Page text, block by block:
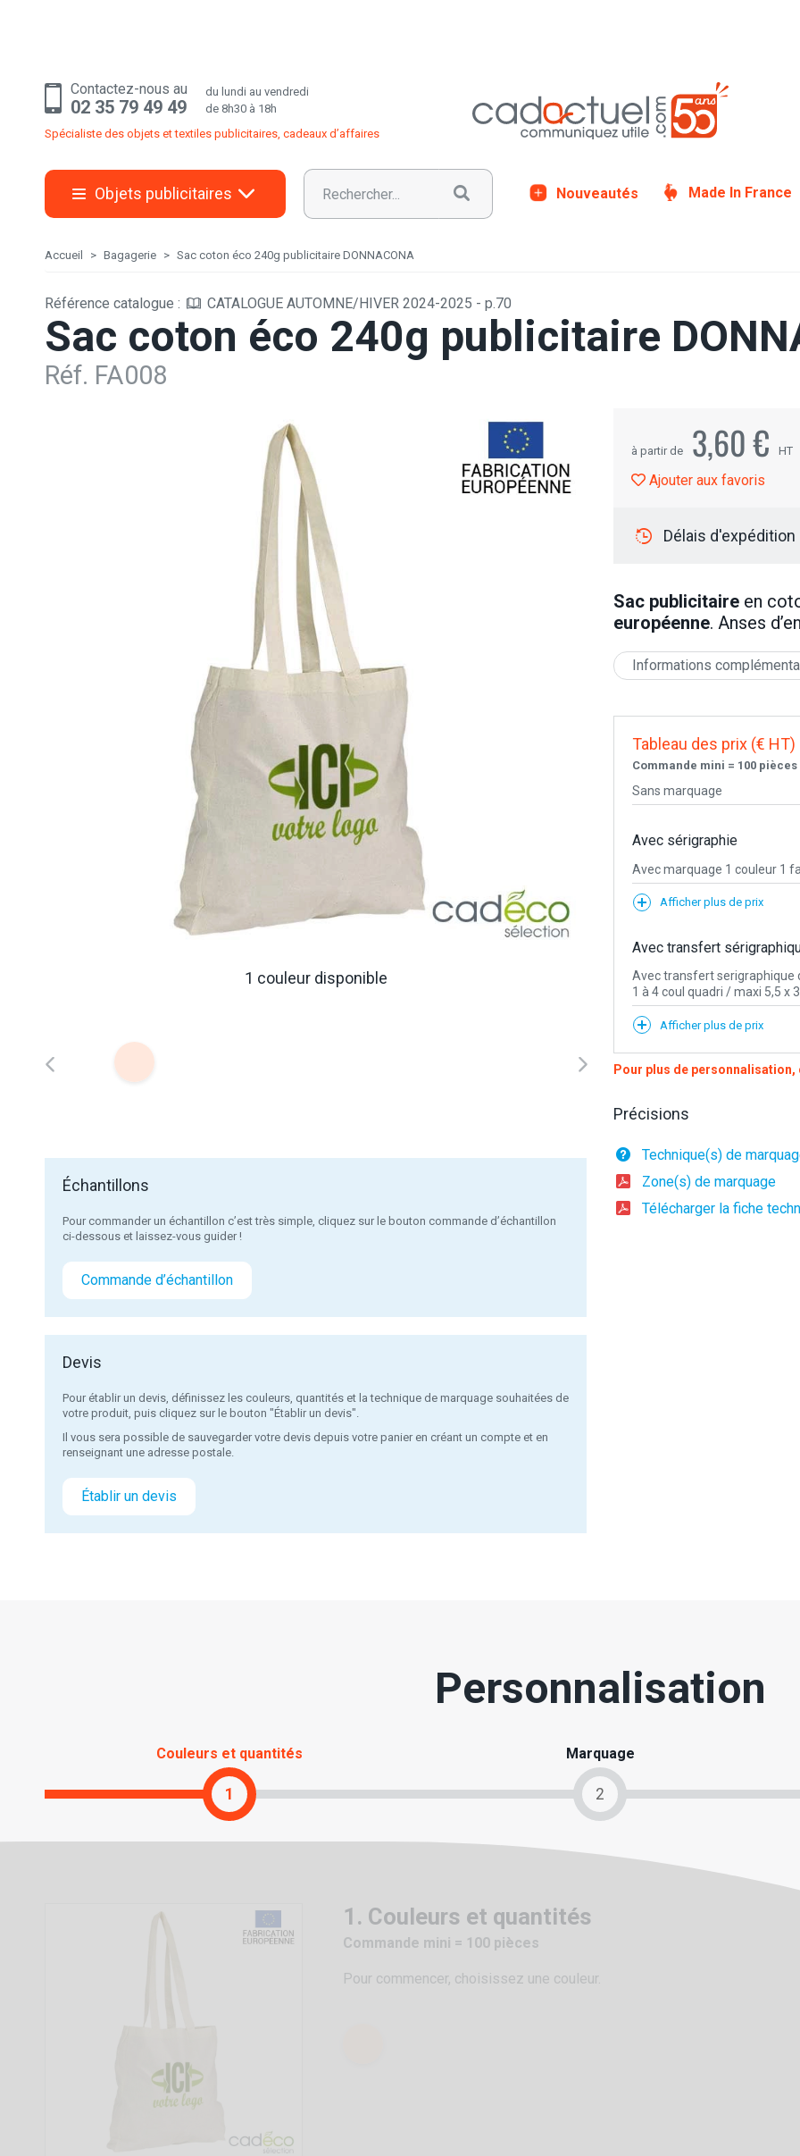
Contactez-nous au
02 35 79 49 49
du lundi au vendredi
de 8h30 à 18h
Spécialiste des objets et textiles publicitaires, cadeaux d’affaires
Objets publicitaires Nouveautés Made In France
Accueil Bagagerie Sac coton éco 240g publicitaire DONNACONA
Référence catalogue : CATALOGUE AUTOMNE/HIVER 2024-2025 - p.70
Sac coton éco 240g publicitaire
Réf. FA008
1 couleur disponible
Échantillons
Pour commander un échantillon c’est très simple, cliquez sur le bouton commande d’échantillon
ci-dessous et laissez-vous guider !
Commande d’échantillon
Devis
Pour établir un devis, définissez les couleurs, quantités et la technique de marquage souhaitées de
votre produit, puis cliquez sur le bouton "Établir un devis".
Il vous sera possible de sauvegarder votre devis depuis votre panier en créant un compte et en
renseignant une adresse postale.
Établir un devis
à partir de 3,60 € HT
Ajouter aux favoris
Délais d'expédition
Sac publicitaire en
européenne. Anses
Informations
Tableau des prix (€ HT)
Commande mini = 100 pièces
Sans marquage
Avec sérigraphie
Avec marquage 1 couleur 1
Afficher plus de prix
Avec transfert
Avec transfert serigraphique
1 à 4 coul quadri / maxi 5,5 x
Afficher plus de prix
Pour plus de
Précisions
Technique(s) de
Zone(s) de marquage
Télécharger la fiche
Personnalisation
1
Couleurs et quantités
2
Marquage
1. Couleurs et quantités
Commande mini = 100 pièces
Pour commencer, choisissez une couleur.